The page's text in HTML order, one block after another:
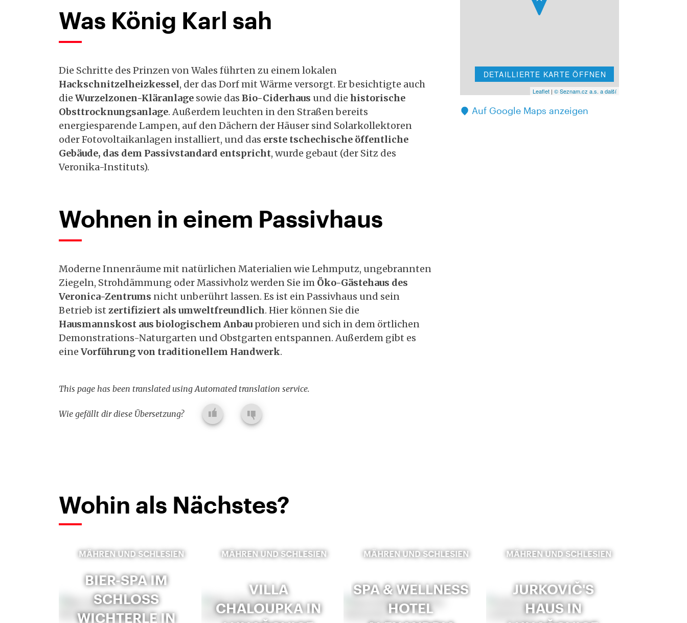
Was König Karl sah
Die Schritte des Prinzen von Wales führten zu einem lokalen
Hackschnitzelheizkessel, der das Dorf mit Wärme versorgt. Er besichtigte auch
die Wurzelzonen-Kläranlage sowie das Bio-Ciderhaus und die historische
Obsttrocknungsanlage. Außerdem leuchten in den Straßen bereits
energiesparende Lampen, auf den Dächern der Häuser sind Solarkollektoren
oder Fotovoltaikanlagen installiert, und das erste tschechische öffentliche
Gebäude, das dem Passivstandard entspricht, wurde gebaut (der Sitz des
Veronika-Instituts).
Wohnen in einem Passivhaus
Moderne Innenräume mit natürlichen Materialien wie Lehmputz, ungebrannten
Ziegeln, Strohdämmung oder Massivholz werden Sie im Öko-Gästehaus des
Veronica-Zentrums nicht unberührt lassen. Es ist ein Passivhaus und sein
Betrieb ist zertifiziert als umweltfreundlich. Hier können Sie die
Hausmannskost aus biologischem Anbau probieren und sich in dem örtlichen
Demonstrations-Naturgarten und Obstgarten entspannen. Außerdem gibt es
eine Vorführung von traditionellem Handwerk.
This page has been translated using Automated translation service.
Wie gefällt dir diese Übersetzung?
DETAILLIERTE KARTE ÖFFNEN
Leaflet| © Seznam.cz a.s. a další
Auf Google Maps anzeigen
Wohin als Nächstes?
MÄHREN UND SCHLESIEN
BIER-SPA IM
SCHLOSS
WICHTERLE IN
MÄHREN UND SCHLESIEN
VILLA
CHALOUPKA IN
MÄHREN UND SCHLESIEN
SPA & WELLNESS
HOTEL
MÄHREN UND SCHLESIEN
JURKOVIČ'S
HAUS IN